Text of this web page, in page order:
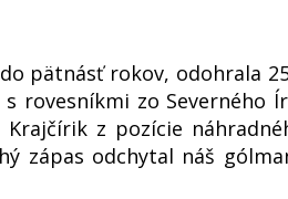
pätnásť rokov, odohrala
rovesníkmi zo Severného
z pozície
zápas odchytal náš